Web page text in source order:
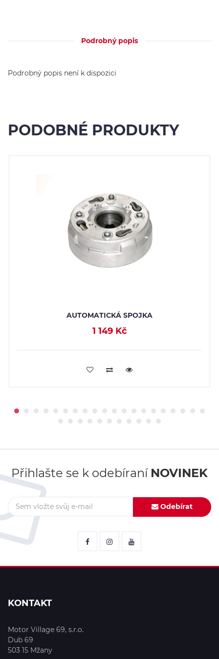
Podrobný popis
Podrobný popis není k dispozici
PODOBNÉ PRODUKTY
AUTOMATICKÁ SPOJKA
1 149 Kč
PŘIDAT DO KOŠÍKU
Přihlašte se k odebíraní NOVINEK
Odebírat
KONTAKT
Motor Village 69, s.r.o.
Dub 69
503 15 Mžany